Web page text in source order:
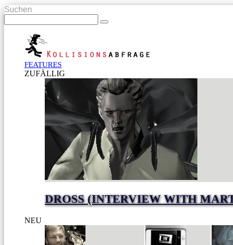
Suchen
FEATURES
ZUFÄLLIG
DROSS (INTERVIEW WITH
NEU